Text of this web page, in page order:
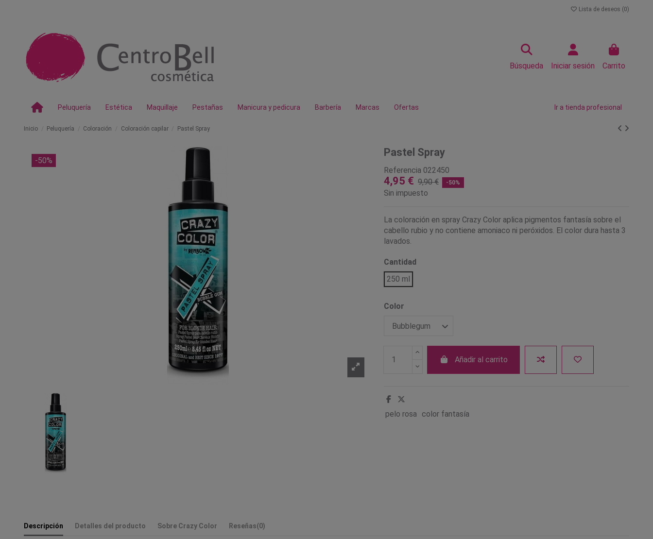
Lista de deseos (0)
Búsqueda Iniciar sesión Carrito
Peluquería Estética Maquillaje Pestañas Manicura y pedicura Barbería Marcas Ofertas Ir a tienda profesional
Inicio Peluquería Coloración Coloración capilar Pastel Spray
-50%
Pastel Spray
Referencia 022450
4,95 € 9,90 € -50%
Sin impuesto
La coloración en spray Crazy Color aplica pigmentos fantasía sobre el
cabello rubio y no contiene amoniaco ni peróxidos. El color dura hasta 3
lavados.
Cantidad
250 ml
Color
Añadir al carrito
pelo rosa color fantasía
Descripción Detalles del producto Sobre Crazy Color Reseñas(0)